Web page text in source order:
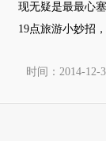
现无疑是最最心
19点旅游小妙招
时间：2014-12-